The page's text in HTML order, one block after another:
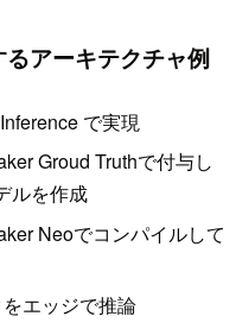
アーキテクチャ例
で実現
Groud Truthで付与し
ルを作成
Neoでコンパイルして
エッジで推論